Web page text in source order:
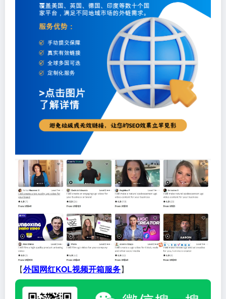
【外国网红KOL视频开箱服务】